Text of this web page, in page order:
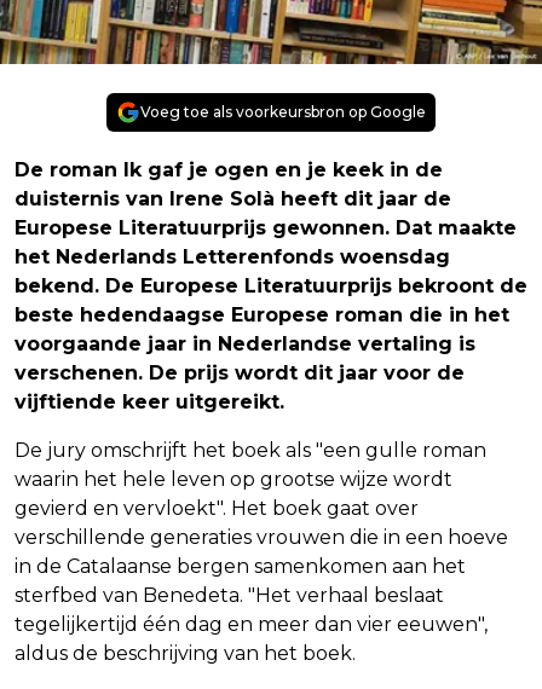
Voeg toe als voorkeursbron op Google
De roman Ik gaf je ogen en je keek in de
duisternis van Irene Solà heeft dit jaar de
Europese Literatuurprijs gewonnen. Dat maakte
het Nederlands Letterenfonds woensdag
bekend. De Europese Literatuurprijs bekroont de
beste hedendaagse Europese roman die in het
voorgaande jaar in Nederlandse vertaling is
verschenen. De prijs wordt dit jaar voor de
vijftiende keer uitgereikt.
De jury omschrijft het boek als "een gulle roman
waarin het hele leven op grootse wijze wordt
gevierd en vervloekt". Het boek gaat over
verschillende generaties vrouwen die in een hoeve
in de Catalaanse bergen samenkomen aan het
sterfbed van Benedeta. "Het verhaal beslaat
tegelijkertijd één dag en meer dan vier eeuwen",
aldus de beschrijving van het boek.